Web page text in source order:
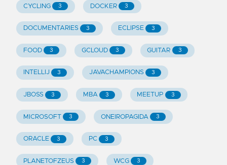
CYCLING 3 DOCKER 3
DOCUMENTARIES 3 ECLIPSE 3
FOOD 3 GCLOUD 3 GUITAR 3
INTELLIJ 3 JAVACHAMPIONS 3
JBOSS 3 MBA 3 MEETUP 3
MICROSOFT 3 ONEIROPAGIDA 3
ORACLE 3 PC 3
PLANETOFZEUS 3 WCG 3